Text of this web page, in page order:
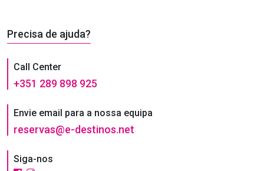
Precisa de ajuda?
Call Center
+351 289 898 925
Envie email para a nossa equipa
reservas@e-destinos.net
Siga-nos